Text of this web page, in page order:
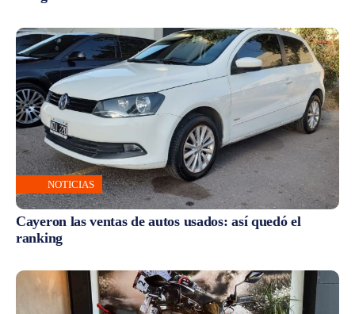
NOTICIAS
Cayeron las ventas de autos usados: así quedó el
ranking